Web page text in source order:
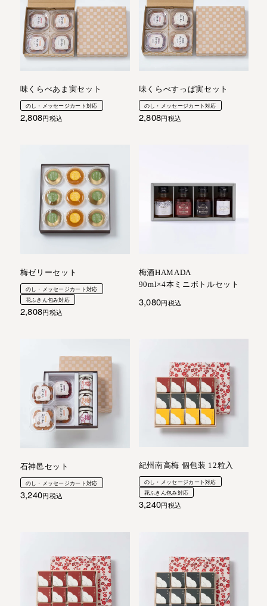
味くらべあま実セット
のし・メッセージカート対応
2,808 税込
味くらべすっぱ実セット
のし・メッセージカート対応
2,808 税込
梅ゼリーセット
のし・メッセージカート対応
花ふきん包み対応
2,808 税込
梅酒HAMADA
90ml×4本ミニボトルセット
3,080 税込
石神邑セット
のし・メッセージカート対応
3,240 税込
紀州南高梅 個包装 12粒入
のし・メッセージカート対応
花ふきん包み対応
3,240 税込